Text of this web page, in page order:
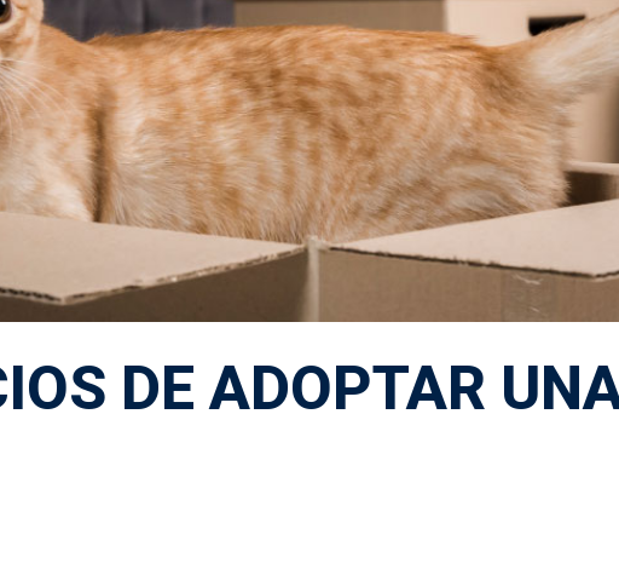
DE ADOPTAR